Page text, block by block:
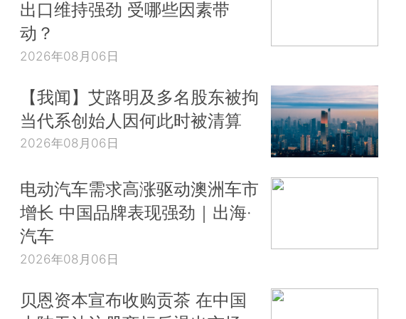
出口维持强劲 受哪些因素带
动？
2026年08月06日
【我闻】艾路明及多名股东被拘
当代系创始人因何此时被清算
2026年08月06日
电动汽车需求高涨驱动澳洲车市
增长 中国品牌表现强劲｜出海·
汽车
2026年08月06日
贝恩资本宣布收购贡茶 在中国